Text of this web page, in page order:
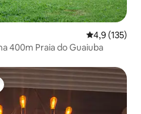
4,9 de uma
4,9 (135)
400m Praia do Guaiuba
dos hóspedes